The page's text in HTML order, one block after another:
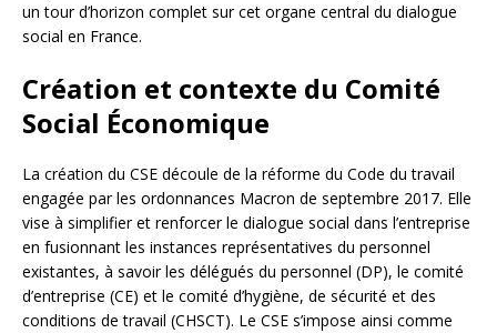
un tour d’horizon complet sur cet organe central du dialogue
social en France.
Création et contexte du Comité
Social Économique
La création du CSE découle de la réforme du Code du travail
engagée par les ordonnances Macron de septembre 2017. Elle
vise à simplifier et renforcer le dialogue social dans l’entreprise
en fusionnant les instances représentatives du personnel
existantes, à savoir les délégués du personnel (DP), le comité
d’entreprise (CE) et le comité d’hygiène, de sécurité et des
conditions de travail (CHSCT). Le CSE s’impose ainsi comme